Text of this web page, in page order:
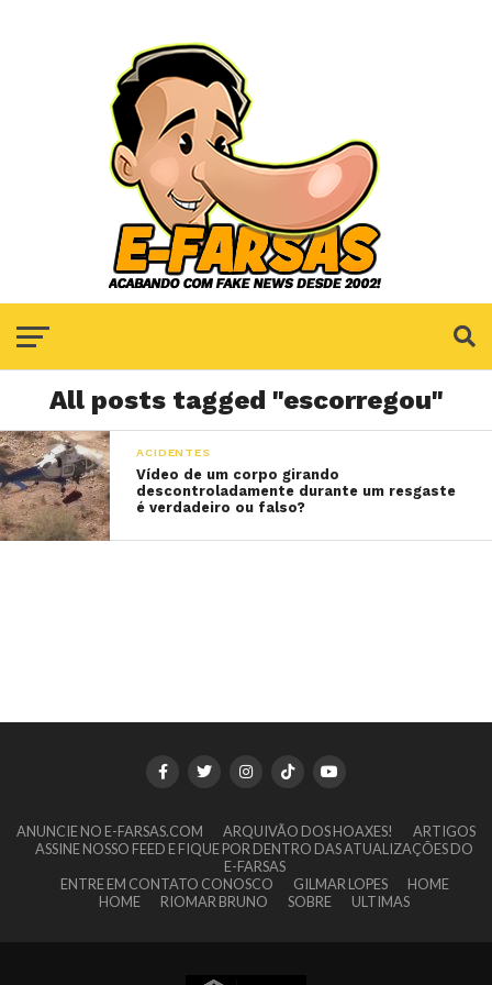
All posts tagged "escorregou"
ACIDENTES
Vídeo de um corpo girando
descontroladamente durante um resgaste
é verdadeiro ou falso?
ANUNCIE NO E-FARSAS.COM ARQUIVÃO DOS HOAXES!
ARTIGOS
ASSINE NOSSO FEED E FIQUE POR DENTRO DAS ATUALIZAÇÕES DO
E-FARSAS
ENTRE EM CONTATO CONOSCO
GILMAR LOPES
HOME
HOME
RIOMAR BRUNO SOBRE ULTIMAS